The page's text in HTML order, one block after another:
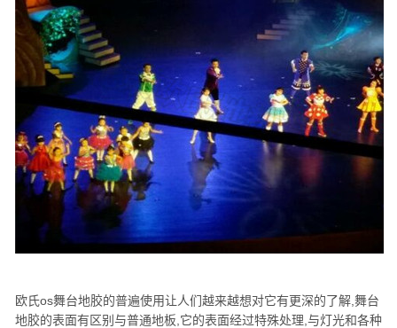
欧氏os舞台地胶的普遍使用让人们越来越想对它有更深的了解,舞台
地胶的表面有区别与普通地板,它的表面经过特殊处理,与灯光和各种